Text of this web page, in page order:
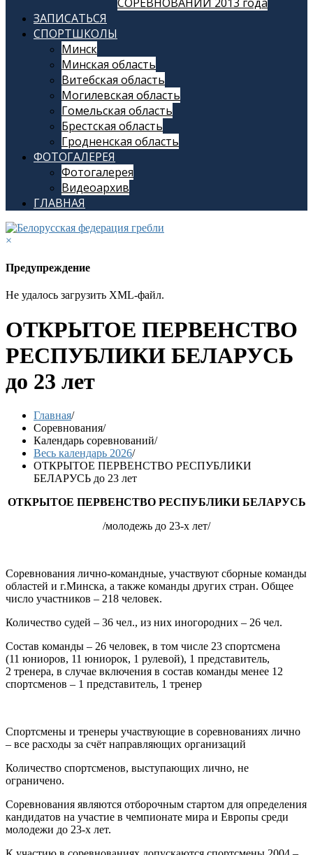
ЗАПИСАТЬСЯ
СПОРТШКОЛЫ
Минск
Минская область
Витебская область
Могилевская область
Гомельская область
Брестская область
Гродненская область
ФОТОГАЛЕРЕЯ
Фотогалерея
Видеоархив
ГЛАВНАЯ
×
Предупреждение
Не удалось загрузить XML-файл.
ОТКРЫТОЕ ПЕРВЕНСТВО
РЕСПУБЛИКИ БЕЛАРУСЬ
до 23 лет
Главная/
Соревнования/
Календарь соревнований/
Весь календарь 2026/
ОТКРЫТОЕ ПЕРВЕНСТВО РЕСПУБЛИКИ
БЕЛАРУСЬ до 23 лет
ОТКРЫТОЕ ПЕРВЕНСТВО РЕСПУБЛИКИ БЕЛАРУСЬ
/молодежь до 23-х лет/
Соревнования лично-командные, участвуют сборные команды
областей и г.Минска, а также команды других стран. Общее
число участников – 218 человек.
Количество судей – 36 чел., из них иногородних – 26 чел.
Состав команды – 26 человек, в том числе 23 спортсмена
(11 юниоров, 11 юниорок, 1 рулевой), 1 представитель,
2 тренера, в случае включения в состав команды менее 12
спортсменов – 1 представитель, 1 тренер
Спортсмены и тренеры участвующие в соревнованиях лично
– все расходы за счёт направляющих организаций
Количество спортсменов, выступающих лично, не
ограничено.
Соревнования являются отборочным стартом для определения
кандидатов на участие в чемпионате мира и Европы среди
молодежи до 23-х лет.